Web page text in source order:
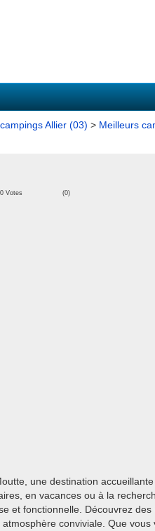
Allier (03) > Meilleurs
0 Votes (0)
une destination
en vacances ou à la
et fonctionnelle. Découvrez des
conviviale. Que vous